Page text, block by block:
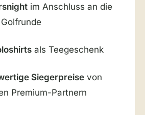
im Anschluss an die
als Teegeschenk
Siegerpreise von
Premium-Partnern